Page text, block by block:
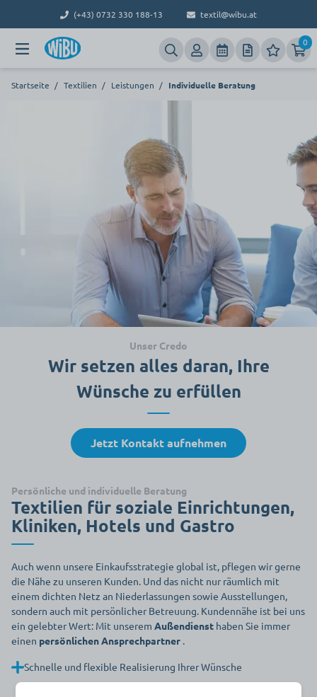
(+43) 0732 330 188-13 textil@wibu.at
0
Startseite / Textilien / Leistungen / Individuelle Beratung
Unser Credo
Wir setzen alles daran, Ihre
Wünsche zu erfüllen
Jetzt Kontakt aufnehmen
Persönliche und individuelle Beratung
Textilien für soziale Einrichtungen,
Kliniken, Hotels und Gastro
Auch wenn unsere Einkaufsstrategie global ist, pflegen wir gerne
die Nähe zu unseren Kunden. Und das nicht nur räumlich mit
einem dichten Netz an Niederlassungen sowie Ausstellungen,
sondern auch mit persönlicher Betreuung. Kundennähe ist bei uns
ein gelebter Wert: Mit unserem Außendienst haben Sie immer
einen persönlichen Ansprechpartner .
Schnelle und flexible Realisierung Ihrer Wünsche